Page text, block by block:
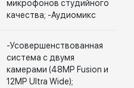
микрофонов студийного
качества; -Аудиомикс
-Усовершенствованная
система с двумя
камерами (48MP Fusion и
12MP Ultra Wide);